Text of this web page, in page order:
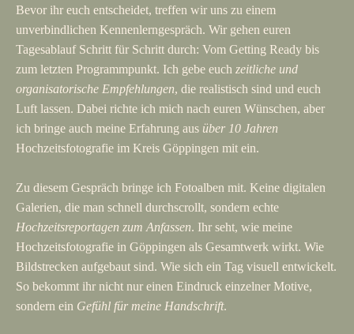
Bevor ihr euch entscheidet, treffen wir uns zu einem
unverbindlichen Kennenlerngespräch. Wir gehen euren
Tagesablauf Schritt für Schritt durch: Vom Getting Ready bis
zum letzten Programmpunkt. Ich gebe euch zeitliche und
organisatorische Empfehlungen, die realistisch sind und euch
Luft lassen. Dabei richte ich mich nach euren Wünschen, aber
ich bringe auch meine Erfahrung aus über 10 Jahren
Hochzeitsfotografie im Kreis Göppingen mit ein.
Zu diesem Gespräch bringe ich Fotoalben mit. Keine digitalen
Galerien, die man schnell durchscrollt, sondern echte
Hochzeitsreportagen zum Anfassen. Ihr seht, wie meine
Hochzeitsfotografie in Göppingen als Gesamtwerk wirkt. Wie
Bildstrecken aufgebaut sind. Wie sich ein Tag visuell entwickelt.
So bekommt ihr nicht nur einen Eindruck einzelner Motive,
sondern ein Gefühl für meine Handschrift.